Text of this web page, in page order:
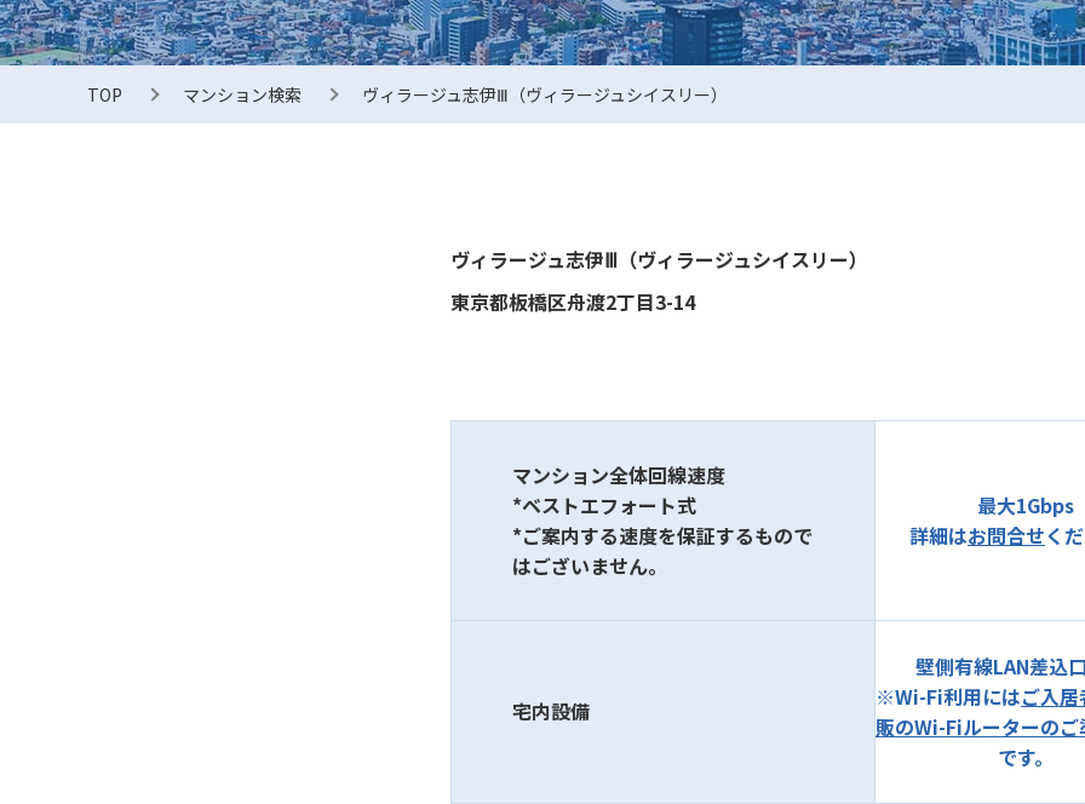
TOP マンション検索 ヴィラージュ志伊Ⅲ（ヴィラージュシイスリー）
ヴィラージュ志伊Ⅲ（ヴィラージュシイスリー）
東京都板橋区舟渡2丁目3-14
マンション全体回線速度
*ベストエフォート式
*ご案内する速度を保証するもので
はございません。
最大1Gbps
詳細はお問合せく
宅内設備
壁側有線LAN差込
※Wi-Fi利用にはご入
販のWi-Fiルーターの
です。